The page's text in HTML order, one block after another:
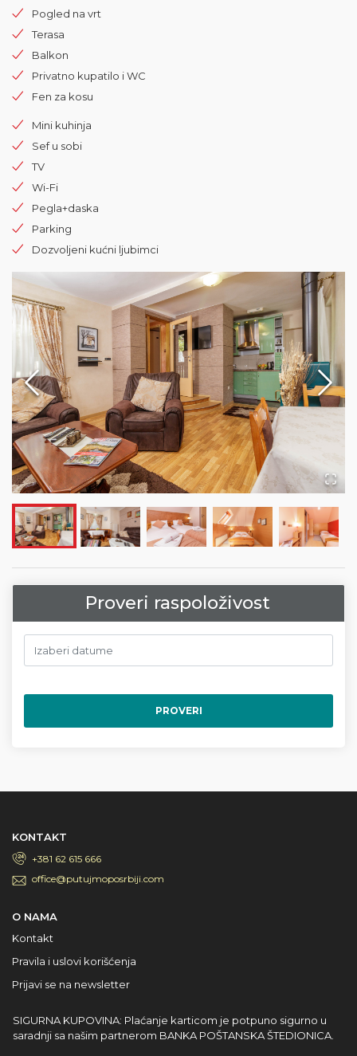
Pogled na vrt
Terasa
Balkon
Privatno kupatilo i WC
Fen za kosu
Mini kuhinja
Sef u sobi
TV
Wi-Fi
Pegla+daska
Parking
Dozvoljeni kućni ljubimci
Proveri raspoloživost
PROVERI
KONTAKT
+381 62 615 666
office@putujmoposrbiji.com
O NAMA
Kontakt
Pravila i uslovi korišćenja
Prijavi se na newsletter
SIGURNA KUPOVINA: Plaćanje karticom je potpuno sigurno u
saradnji sa našim partnerom BANKA POŠTANSKA ŠTEDIONICA.